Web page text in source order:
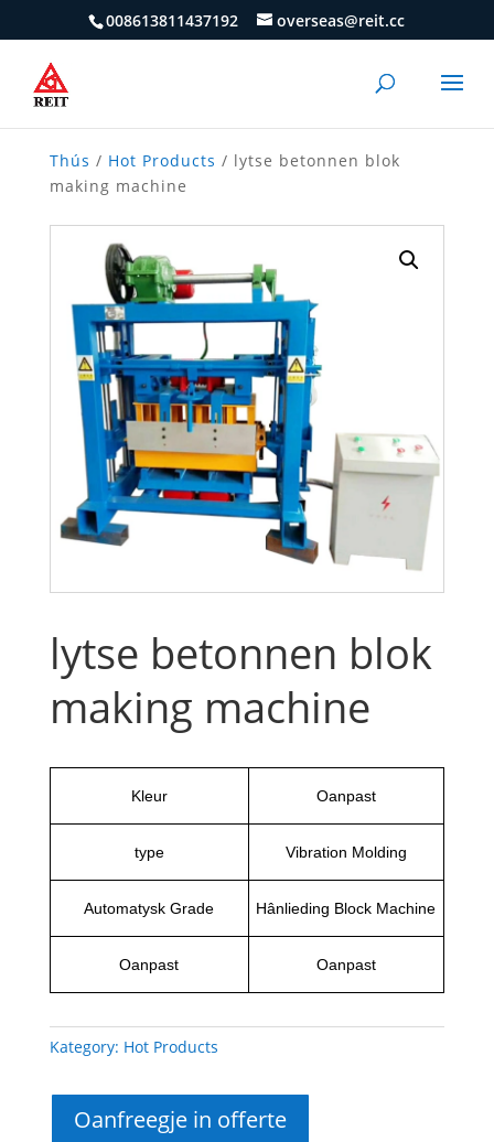
008613811437192 overseas@reit.cc
Thús / Hot Products / lytse betonnen blok
making machine
lytse betonnen blok
making machine
Kleur Oanpast
type Vibration Molding
Automatysk Grade Hânlieding Block Machine
Oanpast Oanpast
Kategory: Hot Products
Oanfreegje in offerte